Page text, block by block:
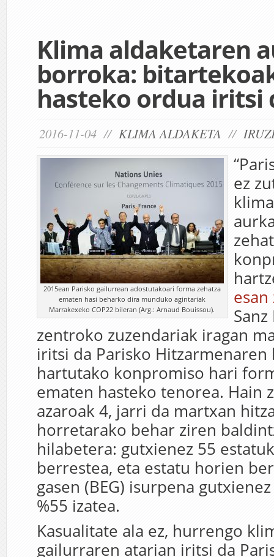
Klima aldaketaren
borroka:
hasteko ordua iritsi
2016-11-04 // KLIMA ALDAKETA //
2015ean Parisko gailurrean adostutakoari forma zehatza
ematen hasi beharko dira munduko agintariak
Marrakexeko COP22 bileran (Arg.: Arnaud Bouissou).
ez
esan
zentroko zuzendariak iragan
iritsi da Parisko Hitzarmenaren
hartutako konpromiso hari
ematen hasteko tenorea. Hain
azaroak 4, jarri da martxan
horretarako behar ziren
hilabetera: gutxienez 55
berrestea, eta estatu horien
gasen (BEG) isurpena
%55 izatea.
Kasualitate ala ez, hurrengo
gailurraren atarian iritsi da